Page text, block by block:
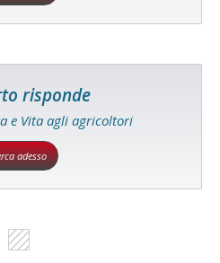
risponde
e Vita agli agricoltori
adesso